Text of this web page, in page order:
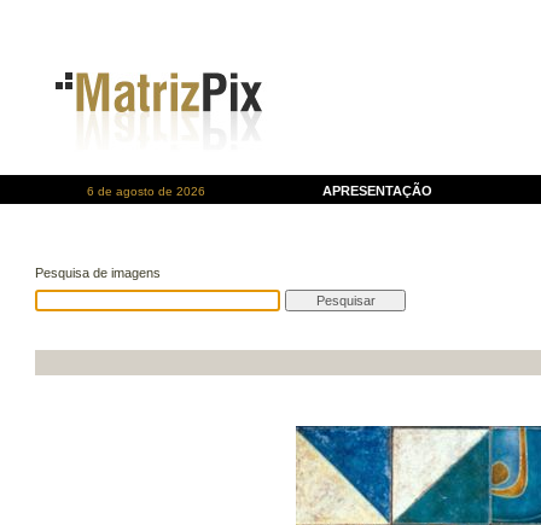
6 de agosto de 2026 APRESENTAÇÃO
Pesquisa de imagens